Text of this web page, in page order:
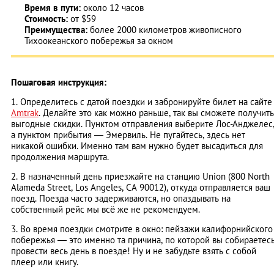
Время в пути: около 12 часов
Стоимость: от $59
Преимущества: более 2000 километров живописного
Тихоокеанского побережья за окном
Пошаговая инструкция:
1. Определитесь с датой поездки и забронируйте билет на сайте
Amtrak. Делайте это как можно раньше, так вы сможете получить
выгодные скидки. Пунктом отправления выберите Лос-Анджелес,
а пунктом прибытия — Эмервиль. Не пугайтесь, здесь нет
никакой ошибки. Именно там вам нужно будет высадиться для
продолжения маршрута.
2. В назначенный день приезжайте на станцию Union (800 North
Alameda Street, Los Angeles, CA 90012), откуда отправляется ваш
поезд. Поезда часто задерживаются, но опаздывать на
собственный рейс мы всё же не рекомендуем.
3. Во время поездки смотрите в окно: пейзажи калифорнийского
побережья — это именно та причина, по которой вы
провести весь день в поезде! Ну и не забудьте взять с собой
плеер или книгу.